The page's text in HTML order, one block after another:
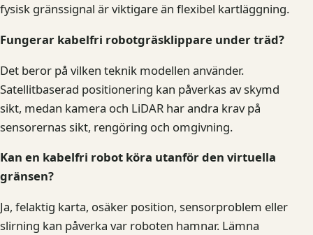
fysisk gränssignal är viktigare än flexibel kartläggning.
Fungerar kabelfri robotgräsklippare under träd?
Det beror på vilken teknik modellen använder.
Satellitbaserad positionering kan påverkas av skymd
sikt, medan kamera och LiDAR har andra krav på
sensorernas sikt, rengöring och omgivning.
Kan en kabelfri robot köra utanför den virtuella
gränsen?
Ja, felaktig karta, osäker position, sensorproblem eller
slirning kan påverka var roboten hamnar. Lämna